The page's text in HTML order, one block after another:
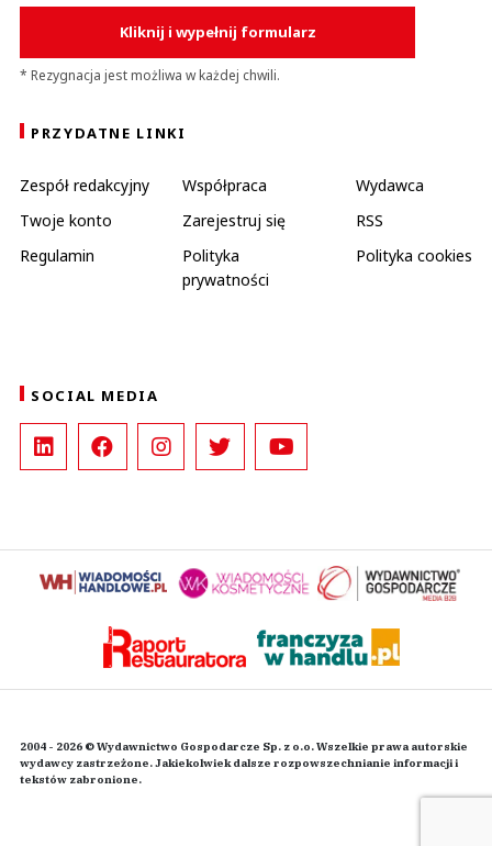
Kliknij i wypełnij formularz
* Rezygnacja jest możliwa w każdej chwili.
PRZYDATNE LINKI
Zespół redakcyjny Współpraca
Wydawca
Twoje konto
Zarejestruj się
RSS
Regulamin
Polityka
prywatności
Polityka cookies
SOCIAL MEDIA
2004 - 2026 © Wydawnictwo Gospodarcze Sp. z o.o. Wszelkie prawa autorskie
wydawcy zastrzeżone. Jakiekolwiek dalsze rozpowszechnianie informacji i
tekstów zabronione.